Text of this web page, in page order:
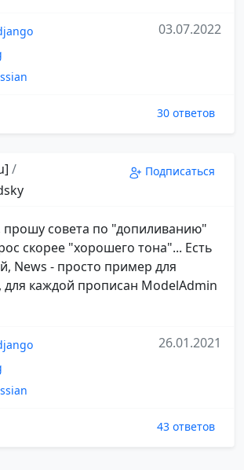
03.07.2022
30 ответов
/
Подписаться
совета по "допиливанию"
скорее "хорошего тона"... Есть
News - просто пример для
для каждой прописан ModelAdmin
26.01.2021
43 ответов